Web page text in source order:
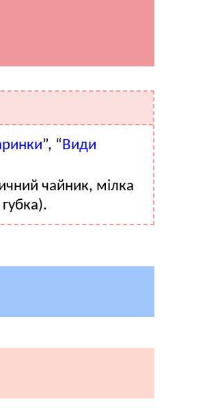
”, “Види
чайник, мілка